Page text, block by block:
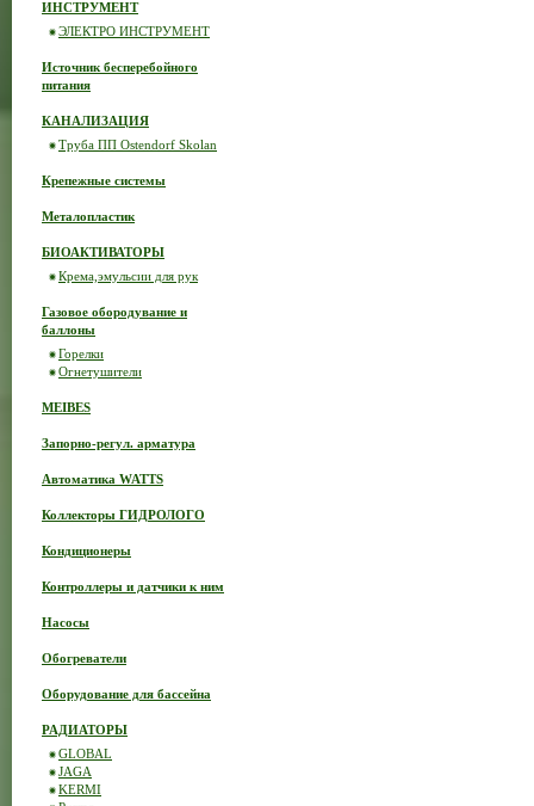
ИНСТРУМЕНТ
ЭЛЕКТРО ИНСТРУМЕНТ
Источник бесперебойного
питания
КАНАЛИЗАЦИЯ
Труба ПП Ostendorf Skolan
Крепежные системы
Металопластик
БИОАКТИВАТОРЫ
Крема,эмульсии для рук
Газовое обородувание и
баллоны
Горелки
Огнетушители
MEIBES
Запорно-регул. арматура
Автоматика WATTS
Коллекторы ГИДРОЛОГО
Кондиционеры
Контроллеры и датчики к ним
Насосы
Обогреватели
Оборудование для бассейна
РАДИАТОРЫ
GLOBAL
JAGA
KERMI